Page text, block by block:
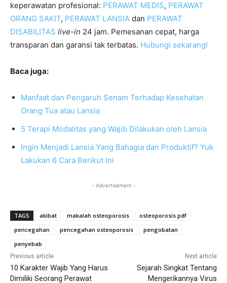
keperawatan profesional: PERAWAT MEDIS, PERAWAT
ORANG SAKIT, PERAWAT LANSIA dan PERAWAT
DISABILITAS live-in 24 jam. Pemesanan cepat, harga
transparan dan garansi tak terbatas. Hubungi sekarang!
Baca juga:
Manfaat dan Pengaruh Senam Terhadap Kesehatan
Orang Tua atau Lansia
5 Terapi Modalitas yang Wajib Dilakukan oleh Lansia
Ingin Menjadi Lansia Yang Bahagia dan Produktif? Yuk
Lakukan 6 Cara Berikut Ini
- Advertisement -
TAGS akibat makalah osteoporosis
osteoporosis pdf
pencegahan
pencegahan osteoporosis
pengobatan
penyebab
Previous article
10 Karakter Wajib Yang Harus
Dimiliki Seorang Perawat
Next article
Sejarah Singkat Tentang
Mengerikannya Virus